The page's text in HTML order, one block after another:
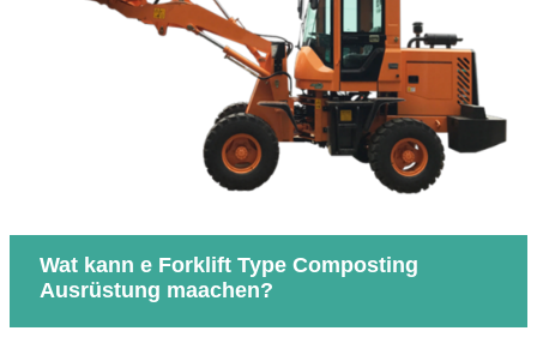
Wat kann e Forklift Type Composting
Ausrüstung maachen?